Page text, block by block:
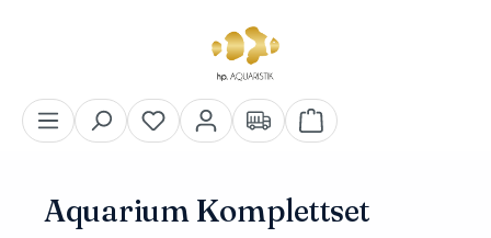
Warenkorb enthält 0
Aquarium Komplettset